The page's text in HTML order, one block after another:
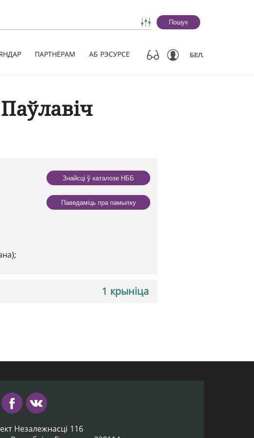
Пошук
ПАРТНЁРАМ АБ РЭСУРСЕ БЕЛ.
Знайсці ў каталозе НББ
Паведаміць пра памылку
1 крыніца
Незалежнасці 116